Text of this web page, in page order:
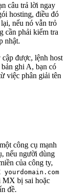
câu trả lời ngay
hosting, điều đó
nếu nó vẫn trỏ
cần phải kiểm tra
nhật.
được, lệnh host
ghi A, bạn có
việc phân giải tên
công cụ mạnh
nếu người dùng
của công ty,
MX bị sai hoặc
đề.